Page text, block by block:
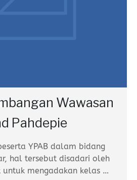
Wawasan
Pahdepie
YPAB dalam bidang
hal tersebut disadari oleh
untuk mengadakan kelas …